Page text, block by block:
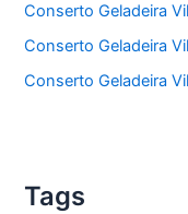
Conserto Geladeira
Conserto Geladeira
Conserto Geladeira
Tags